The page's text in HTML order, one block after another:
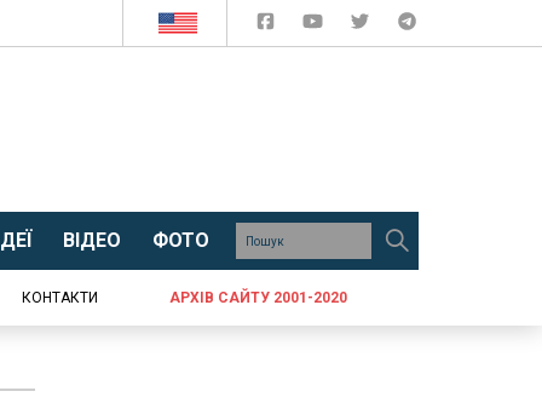
ВІДЕО ФОТО
КОНТАКТИ АРХІВ САЙТУ 2001-2020